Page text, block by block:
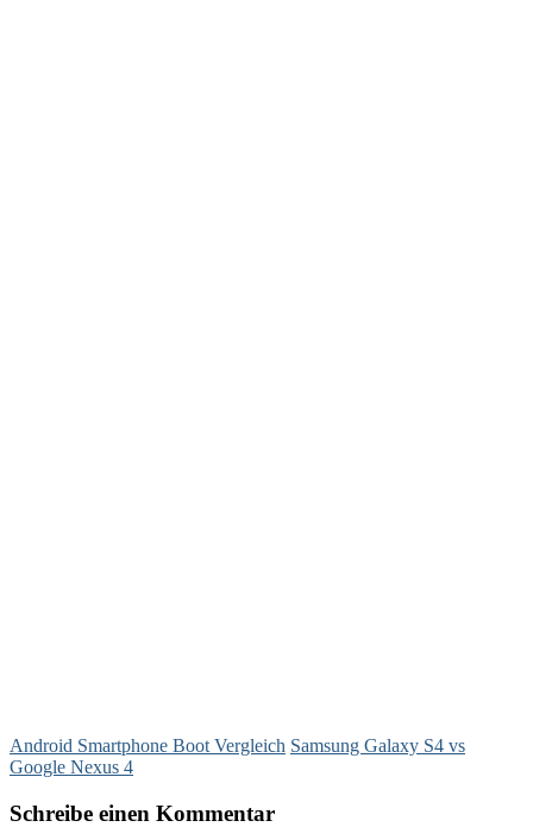
Android Smartphone Boot Vergleich Samsung Galaxy S4 vs
Google Nexus 4
Schreibe einen Kommentar